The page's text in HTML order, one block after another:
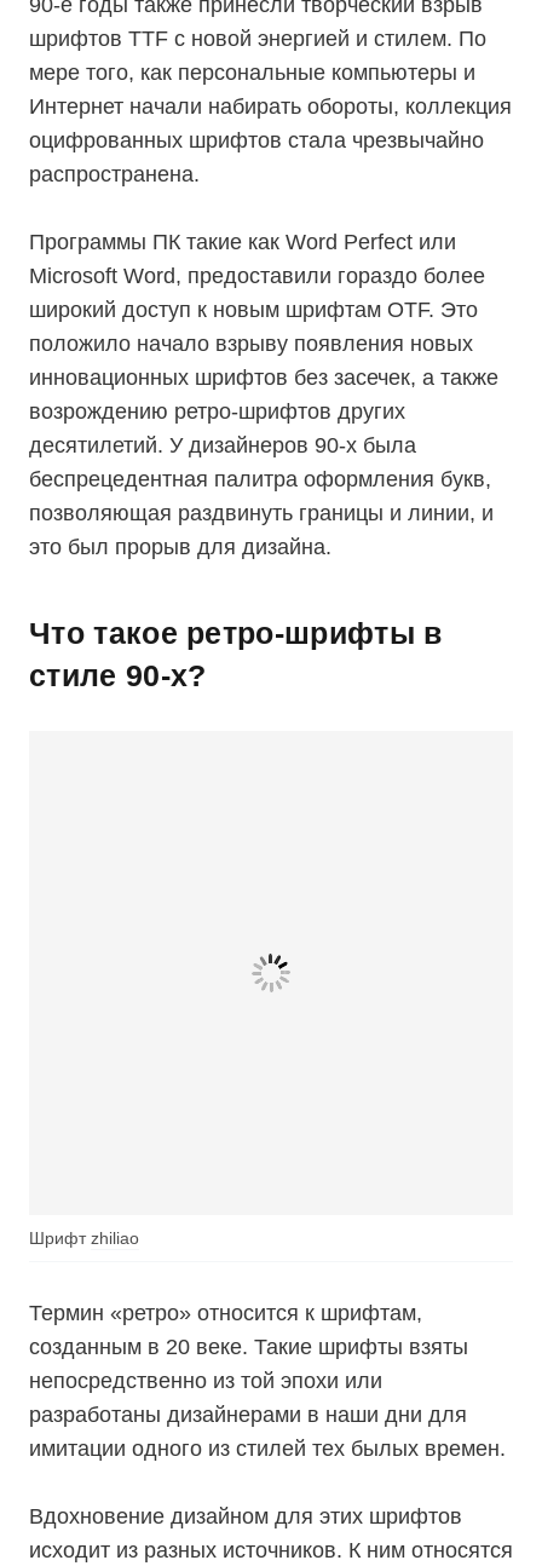
90-е годы также принесли творческий взрыв
шрифтов TTF с новой энергией и стилем. По
мере того, как персональные компьютеры и
Интернет начали набирать обороты, коллекция
оцифрованных шрифтов стала чрезвычайно
распространена.
Программы ПК такие как Word Perfect или
Microsoft Word, предоставили гораздо более
широкий доступ к новым шрифтам OTF. Это
положило начало взрыву появления новых
инновационных шрифтов без засечек, а также
возрождению ретро-шрифтов других
десятилетий. У дизайнеров 90-х была
беспрецедентная палитра оформления букв,
позволяющая раздвинуть границы и линии, и
это был прорыв для дизайна.
Что такое ретро-шрифты в
стиле 90-х?
Шрифтzhiliao
Термин «ретро» относится к шрифтам,
созданным в 20 веке. Такие шрифты взяты
непосредственно из той эпохи или
разработаны дизайнерами в наши дни для
имитации одного из стилей тех былых времен.
Вдохновение дизайном для этих шрифтов
исходит из разных источников. К ним относятся